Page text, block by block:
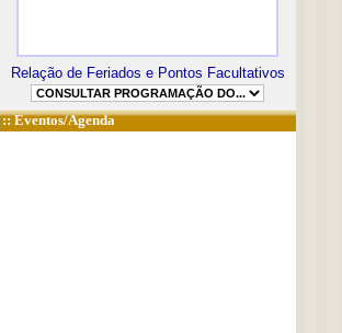
Relação de Feriados e Pontos Facultativos
::Eventos/Agenda